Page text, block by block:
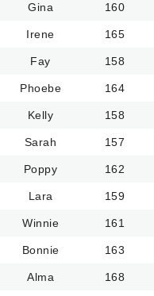
Gina 160
Irene 165
Fay 158
Phoebe 164
Kelly 158
Sarah 157
Poppy 162
Lara 159
Winnie 161
Bonnie 163
Alma 168